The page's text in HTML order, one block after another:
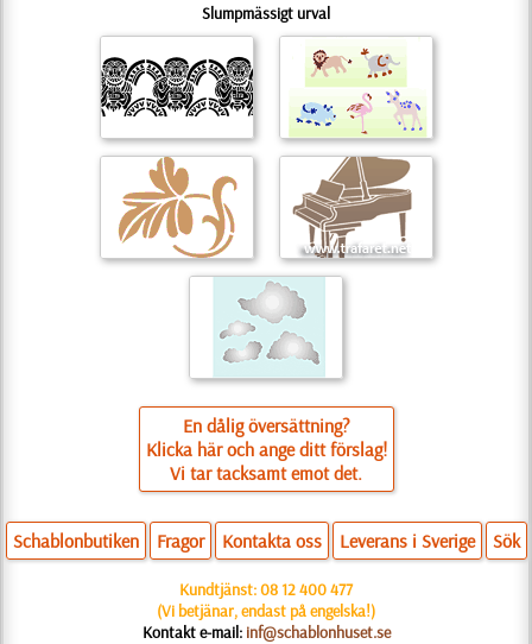
Slumpmässigt urval
En dålig översättning?
Klicka här och ange ditt förslag!
Vi tar tacksamt emot det.
Schablonbutiken Fragor Kontakta oss Leverans i Sverige Sök
Kundtjänst:08 12 400 477
(Vi betjänar, endast på engelska!)
Kontakt e-mail: inf@schablonhuset.se